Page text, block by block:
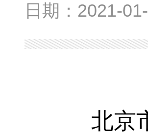
日期： 2021-
北京